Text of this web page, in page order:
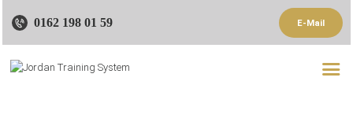
0162 198 01 59 E-Mail